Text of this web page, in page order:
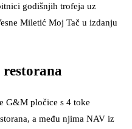
godišnjih trofeja uz
Miletić Moj Tač u izdanju
G&M pločice s 4 toke
a među njima NAV iz